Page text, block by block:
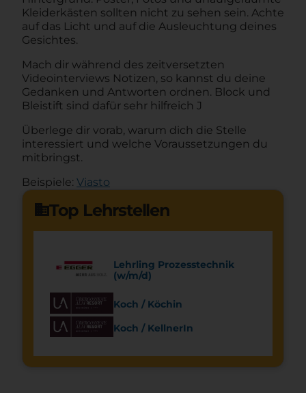
Kleiderkästen sollten nicht zu sehen sein. Achte
auf das Licht und auf die Ausleuchtung deines
Gesichtes.
Mach dir während des zeitversetzten
Videointerviews Notizen, so kannst du deine
Gedanken und Antworten ordnen. Block und
Bleistift sind dafür sehr hilfreich J
Überlege dir vorab, warum dich die Stelle
interessiert und welche Voraussetzungen du
mitbringst.
Beispiele: Viasto
domainTop Lehrstellen
Lehrling Prozesstechnik
(w/m/d)
Koch / Köchin
Koch / KellnerIn